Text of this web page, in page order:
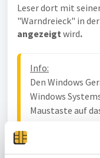
Leser dort mit
"Warndreieck" in der
angezeigt wird.
Info:
Den Windows
Windows
Maustaste auf